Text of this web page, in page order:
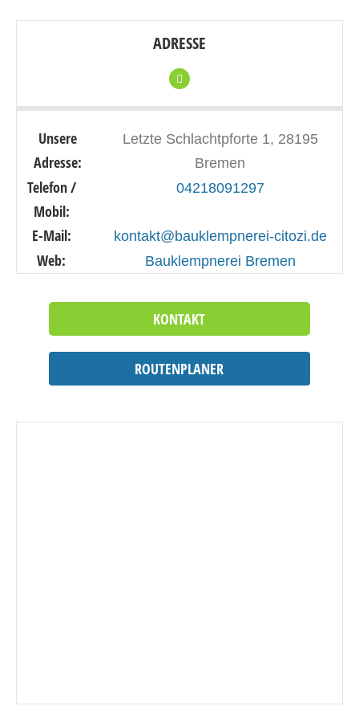
ADRESSE
Unsere
Adresse:
Letzte Schlachtpforte 1, 28195
Bremen
Telefon /
Mobil:
04218091297
E-Mail: kontakt@bauklempnerei-citozi.de
Web: Bauklempnerei Bremen
KONTAKT
ROUTENPLANER